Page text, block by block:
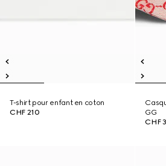
T-shirt pour enfant en coton
CHF 210
GG
CHF